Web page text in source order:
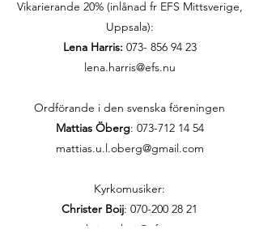
Vikarierande 20% (inlånad fr EFS Mittsverige,
Uppsala):
Lena Harris: 073- 856 94 23
lena.harris@efs.nu
Ordförande i den svenska föreningen
Mattias Öberg: 073-712 14 54
mattias.u.l.oberg@gmail.com
Kyrkomusiker:
Christer Boij: 070-200 28 21
christer.boij@efs.nu